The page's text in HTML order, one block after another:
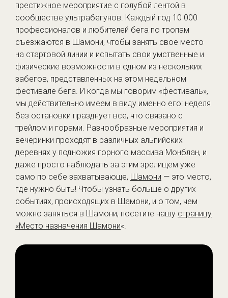
престижное мероприятие с голубой лентой в
сообществе ультрабегунов. Каждый год 10 000
профессионалов и любителей бега по тропам
съезжаются в Шамони, чтобы занять свое место
на стартовой линии и испытать свои умственные и
физические возможности в одном из нескольких
забегов, представленных на этом недельном
фестивале бега. И когда мы говорим «фестиваль»,
мы действительно имеем в виду именно его: неделя
без остановки празднует все, что связано с
трейлом и горами. Разнообразные мероприятия и
вечеринки проходят в различных альпийских
деревнях у подножия горного массива Монблан, и
даже просто наблюдать за этим зрелищем уже
само по себе захватывающе, Шамони — это место,
где нужно быть! Чтобы узнать больше о других
событиях, происходящих в Шамони, и о том, чем
можно заняться в Шамони, посетите нашу страницу
«Место назначения Шамони«.